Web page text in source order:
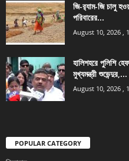
জি-র‍্যাম-জি চালু
পরিবারের...
August 10, 2026 ,
হালিশহরে পুলিশি
মুখ্যমন্ত্রী শুভেন্দুর,...
August 10, 2026 ,
POPULAR CATEGORY